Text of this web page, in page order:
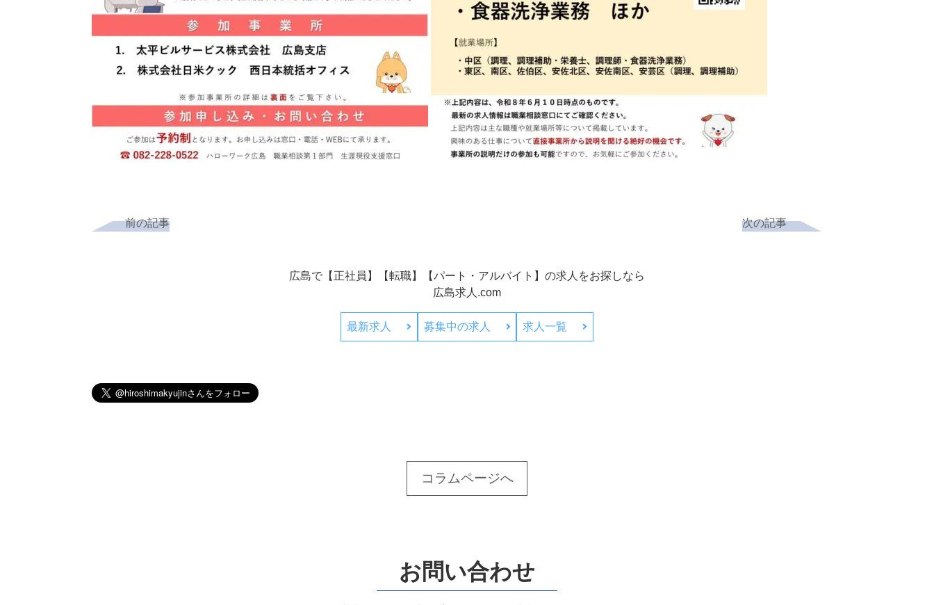
前の記事 次の記事
広島で【正社員】【転職】【パート・アルバイト】の求人をお探しなら
広島求人.com
最新求人 募集中の求人 求人一覧
コラムページへ
お問い合わせ